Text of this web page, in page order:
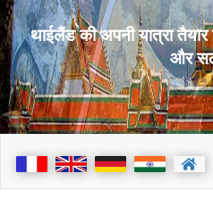
थाईलैंड की अपनी यात्रा
और